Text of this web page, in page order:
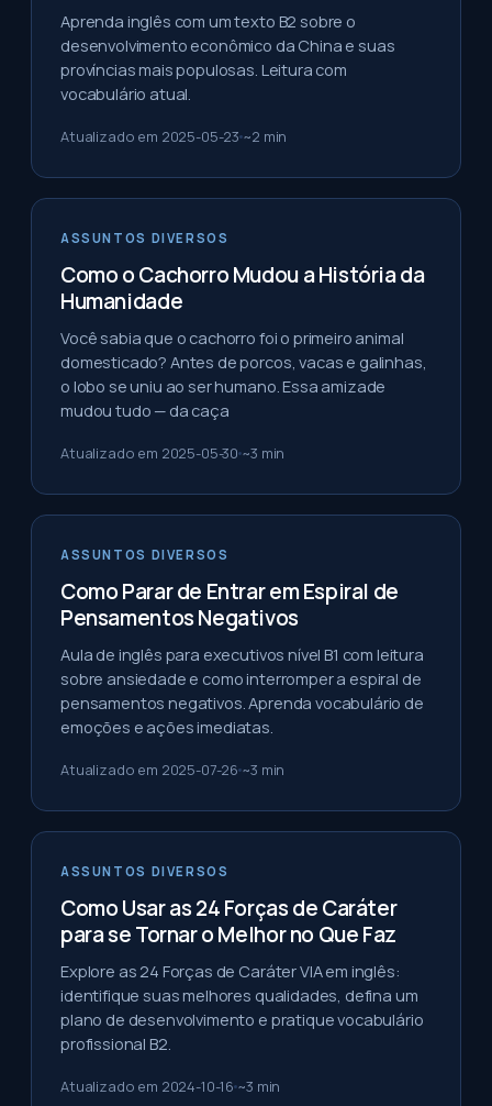
Aprenda inglês com um texto B2 sobre o
desenvolvimento econômico da China e suas
províncias mais populosas. Leitura com
vocabulário atual.
Atualizado em 2025-05-23 ~2 min
ASSUNTOS DIVERSOS
Como o Cachorro Mudou a História da
Humanidade
Você sabia que o cachorro foi o primeiro animal
domesticado? Antes de porcos, vacas e galinhas,
o lobo se uniu ao ser humano. Essa amizade
mudou tudo — da caça
Atualizado em 2025-05-30 ~3 min
ASSUNTOS DIVERSOS
Como Parar de Entrar em Espiral de
Pensamentos Negativos
Aula de inglês para executivos nível B1 com leitura
sobre ansiedade e como interromper a espiral de
pensamentos negativos. Aprenda vocabulário de
emoções e ações imediatas.
Atualizado em 2025-07-26 ~3 min
ASSUNTOS DIVERSOS
Como Usar as 24 Forças de Caráter
para se Tornar o Melhor no Que Faz
Explore as 24 Forças de Caráter VIA em inglês:
identifique suas melhores qualidades, defina um
plano de desenvolvimento e pratique vocabulário
profissional B2.
Atualizado em 2024-10-16 ~3 min